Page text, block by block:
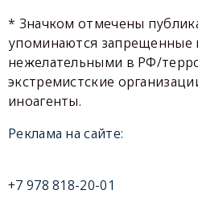
* Значком отмечены
упоминаются запрещенные
нежелательными в РФ/
экстремистские
иноагенты.
Реклама на сайте:
+7 978 818-20-01